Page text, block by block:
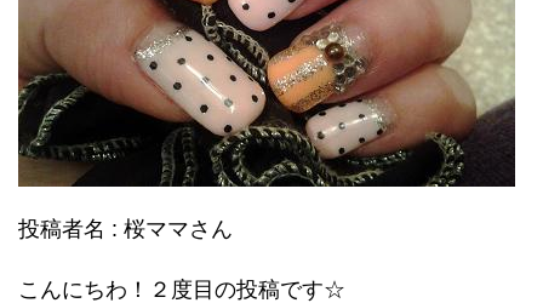
投稿者名 : 桜ママさん
こんにちわ！２度目の投稿です☆